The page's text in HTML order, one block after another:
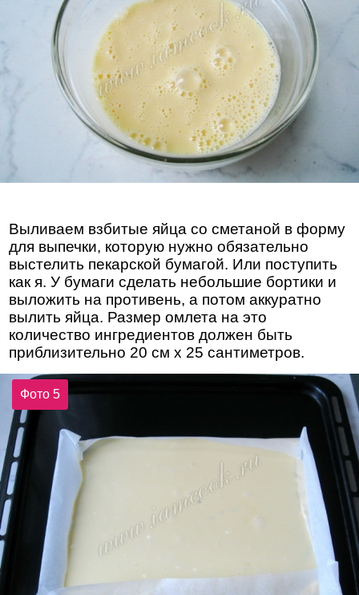
Выливаем взбитые яйца со сметаной в форму
для выпечки, которую нужно обязательно
выстелить пекарской бумагой. Или поступить
как я. У бумаги сделать небольшие бортики и
выложить на противень, а потом аккуратно
вылить яйца. Размер омлета на это
количество ингредиентов должен быть
приблизительно 20 см х 25 сантиметров.
Фото 5